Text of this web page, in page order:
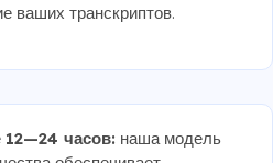
ваших транскриптов.
12—24 часов: наша модель